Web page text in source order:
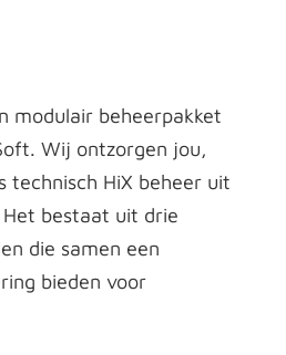
modulair beheerpakket
Wij ontzorgen jou,
technisch HiX beheer uit
et bestaat uit drie
die samen een
bieden voor